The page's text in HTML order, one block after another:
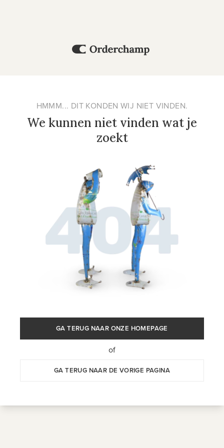
HMMM... DIT KONDEN WIJ NIET VINDEN.
We kunnen niet vinden wat je
zoekt
GA TERUG NAAR ONZE HOMEPAGE
of
GA TERUG NAAR DE VORIGE PAGINA